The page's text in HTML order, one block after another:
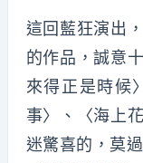
這回藍狂演出
的作品，誠意
來得正是時候
事〉、〈海上
迷驚喜的，莫